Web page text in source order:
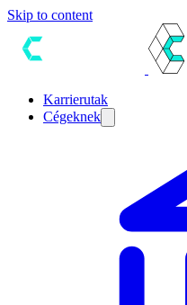
Skip to content
Karrierutak
Cégeknek